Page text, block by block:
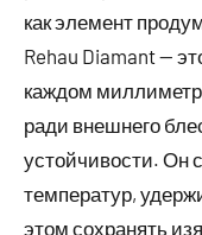
как элемент
Rehau Diamant —
каждом
ради внешнего
устойчивости. Он
температур,
этом сохранять